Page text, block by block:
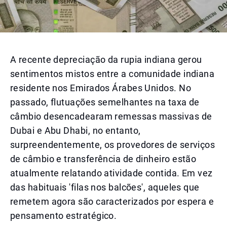
A recente depreciação da rupia indiana gerou
sentimentos mistos entre a comunidade indiana
residente nos Emirados Árabes Unidos. No
passado, flutuações semelhantes na taxa de
câmbio desencadearam remessas massivas de
Dubai e Abu Dhabi, no entanto,
surpreendentemente, os provedores de serviços
de câmbio e transferência de dinheiro estão
atualmente relatando atividade contida. Em vez
das habituais 'filas nos balcões', aqueles que
remetem agora são caracterizados por espera e
pensamento estratégico.